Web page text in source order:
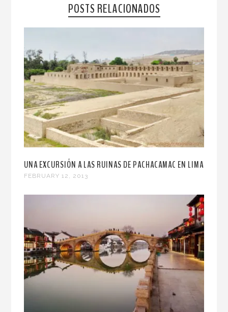
POSTS RELACIONADOS
UNA EXCURSIÓN A LAS RUINAS DE PACHACAMAC EN LIMA
FEBRUARY 12, 2013